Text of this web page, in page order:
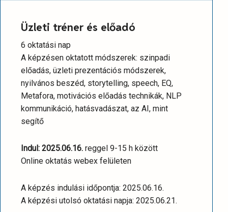
Üzleti tréner és előadó
6 oktatási nap
A képzésen oktatott módszerek: szinpadi
előadás, üzleti prezentációs módszerek,
nyilvános beszéd, storytelling, speech, EQ,
Metafora, motivációs előadás technikák, NLP
kommunikáció, hatásvadászat, az AI, mint
segítő
Indul: 2025.06.16. reggel 9-15 h között
Online oktatás webex felületen
A képzés indulási időpontja: 2025.06.16.
A képzési utolsó oktatási napja: 2025.06.21.